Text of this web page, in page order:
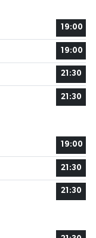
19:00
19:00
21:30
21:30
19:00
21:30
21:30